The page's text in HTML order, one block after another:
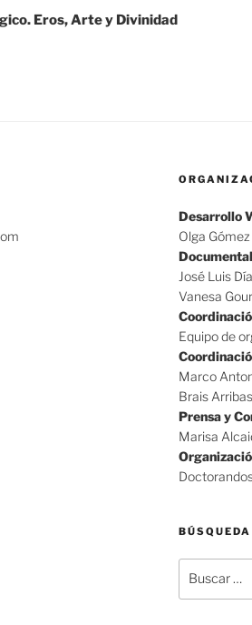
Eros, Arte y Divinidad
Desarrollo
Olga
José Luis
Vanesa
Equipo de
Marco
Brais Arribas
Prensa y
Marisa
BÚSQUEDA
por: